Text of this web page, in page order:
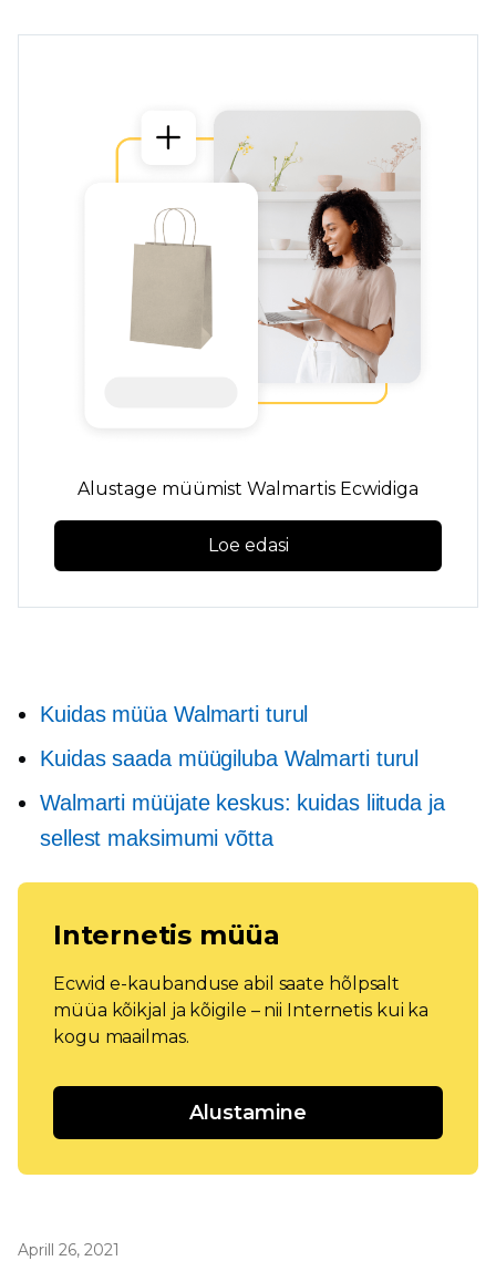
Alustage müümist Walmartis Ecwidiga
Loe edasi
Kuidas müüa Walmarti turul
Kuidas saada müügiluba Walmarti turul
Walmarti müüjate keskus: kuidas liituda ja
sellest maksimumi võtta
Internetis müüa
Ecwid e-kaubanduse abil saate hõlpsalt
müüa kõikjal ja kõigile – nii Internetis kui ka
kogu maailmas.
Alustamine
Aprill 26, 2021